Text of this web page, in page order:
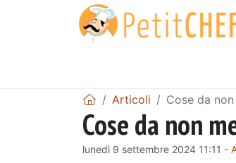
Articoli Cose da
Cose da non
lunedì 9 settembre 2024 11:11 -